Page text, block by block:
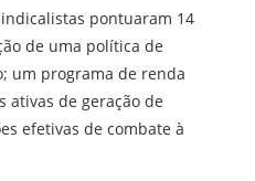
pontuaram 14
de uma política de
um programa de renda
ativas de geração de
efetivas de combate à